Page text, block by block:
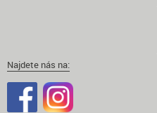
Najdete nás na: